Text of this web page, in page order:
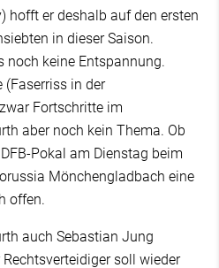
hofft er deshalb auf den ersten
in dieser Saison.
noch keine Entspannung.
(Faserriss in der
Fortschritte im
aber noch kein Thema. Ob
Pokal am Dienstag beim
Mönchengladbach eine
offen.
auch Sebastian Jung
soll wieder